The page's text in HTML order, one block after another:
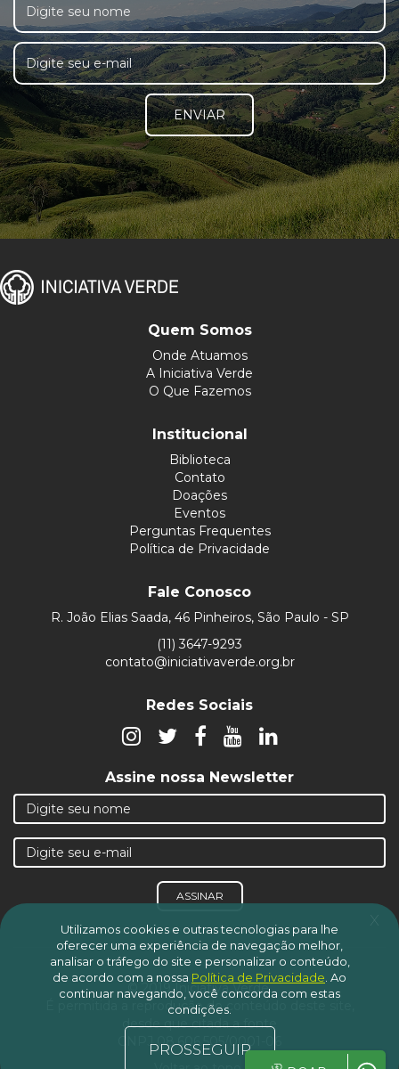
ENVIAR
Quem Somos
Onde Atuamos
A Iniciativa Verde
O Que Fazemos
Institucional
Biblioteca
Contato
Doações
Eventos
Perguntas Frequentes
Política de Privacidade
Fale Conosco
R. João Elias Saada, 46 Pinheiros, São Paulo - SP
(11) 3647-9293
contato@iniciativaverde.org.br
Redes Sociais
Assine nossa Newsletter
ASSINAR
© 2019 Iniciativa Verde.
É permitida a reprodução do conteúdo deste site,
desde que citada a fonte
CNPJ 08.606.505/0001-06
x
Utilizamos cookies e outras tecnologias para lhe
oferecer uma experiência de navegação melhor,
analisar o tráfego do site e personalizar o conteúdo,
de acordo com a nossa Política de Privacidade Ao
continuar navegando, você concorda com estas
condições.
PROSSEGUIR